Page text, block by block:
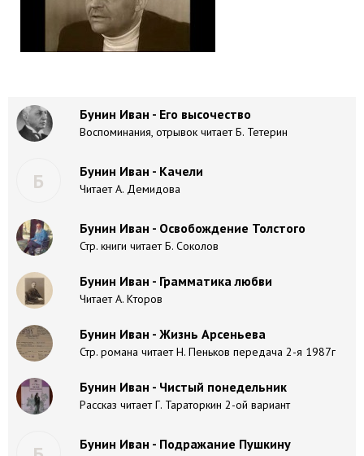
Бунин Иван - Его высочество
Воспоминания, отрывок читает Б. Тетерин
Б Бунин Иван - Качели
Читает А. Демидова
Бунин Иван - Освобождение Толстого
Стр. книги читает Б. Соколов
Бунин Иван - Грамматика любви
Читает А. Кторов
Бунин Иван - Жизнь Арсеньева
Стр. романа читает Н. Пеньков передача 2-я 1987г
Бунин Иван - Чистый понедельник
Рассказ читает Г. Тараторкин 2-ой вариант
Бунин Иван - Подражание Пушкину